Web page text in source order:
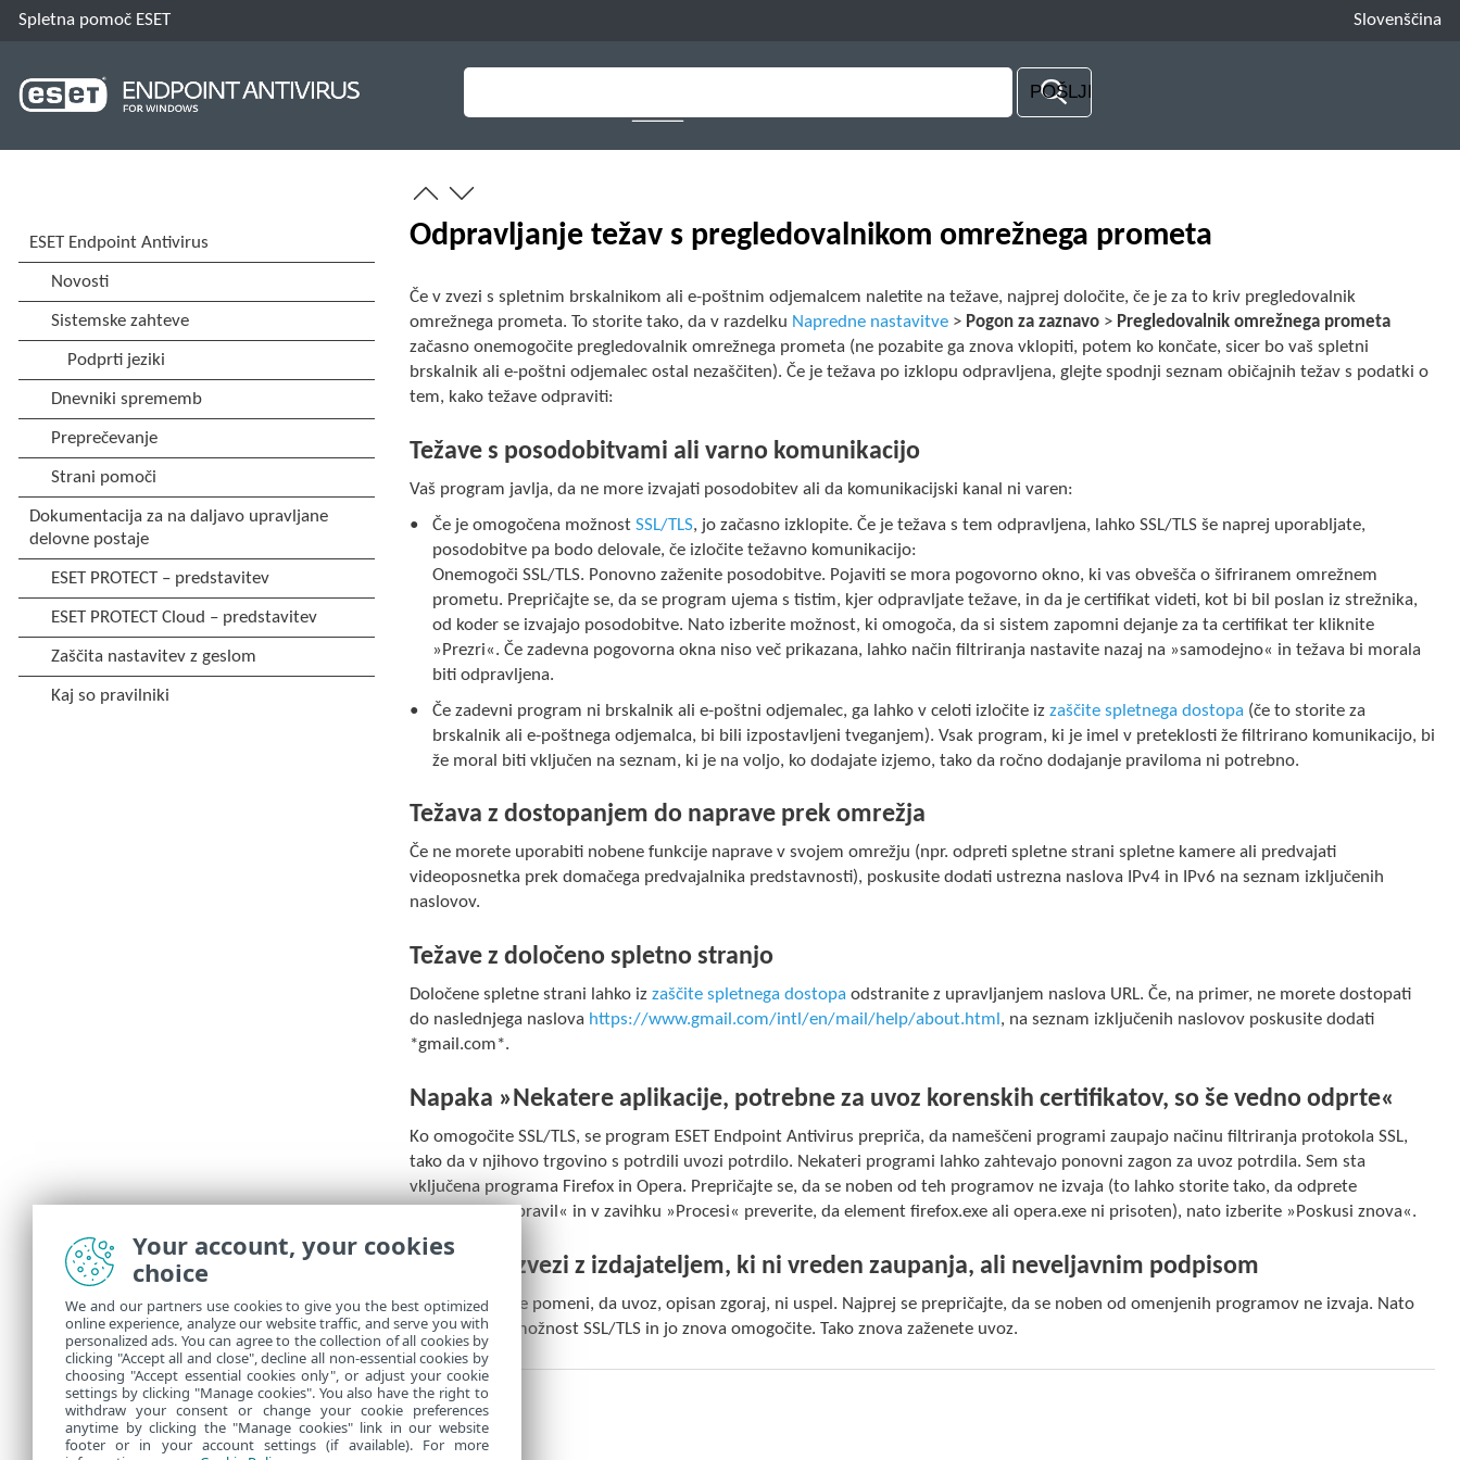
Spletna pomoč ESET Slovenščina
Odpravljanje težav s pregledovalnikom omrežnega prometa
Če v zvezi s spletnim brskalnikom ali e-poštnim odjemalcem naletite na težave, najprej določite, če je za to kriv pregledovalnik
omrežnega prometa. To storite tako, da v razdelku Napredne nastavitve > Pogon za zaznavo > Pregledovalnik omrežnega prometa
začasno onemogočite pregledovalnik omrežnega prometa (ne pozabite ga znova vklopiti, potem ko končate, sicer bo vaš spletni
brskalnik ali e-poštni odjemalec ostal nezaščiten). Če je težava po izklopu odpravljena, glejte spodnji seznam običajnih težav s podatki o
tem, kako težave odpraviti:
Težave s posodobitvami ali varno komunikacijo
Vaš program javlja, da ne more izvajati posodobitev ali da komunikacijski kanal ni varen:
Če je omogočena možnost SSL/TLS, jo začasno izklopite. Če je težava s tem odpravljena, lahko SSL/TLS še naprej uporabljate,
posodobitve pa bodo delovale, če izločite težavno komunikacijo:
Onemogoči SSL/TLS. Ponovno zaženite posodobitve. Pojaviti se mora pogovorno okno, ki vas obvešča o šifriranem omrežnem
prometu. Prepričajte se, da se program ujema s tistim, kjer odpravljate težave, in da je certifikat videti, kot bi bil poslan iz strežnika,
od koder se izvajajo posodobitve. Nato izberite možnost, ki omogoča, da si sistem zapomni dejanje za ta certifikat ter kliknite
»Prezri«. Če zadevna pogovorna okna niso več prikazana, lahko način filtriranja nastavite nazaj na »samodejno« in težava bi morala
biti odpravljena.
Če zadevni program ni brskalnik ali e-poštni odjemalec, ga lahko v celoti izločite iz zaščite spletnega dostopa (če to storite za
brskalnik ali e-poštnega odjemalca, bi bili izpostavljeni tveganjem). Vsak program, ki je imel v preteklosti že filtrirano komunikacijo, bi
že moral biti vključen na seznam, ki je na voljo, ko dodajate izjemo, tako da ročno dodajanje praviloma ni potrebno.
Težava z dostopanjem do naprave prek omrežja
Če ne morete uporabiti nobene funkcije naprave v svojem omrežju (npr. odpreti spletne strani spletne kamere ali predvajati
videoposnetka prek domačega predvajalnika predstavnosti), poskusite dodati ustrezna naslova IPv4 in IPv6 na seznam izključenih
naslovov.
Težave z določeno spletno stranjo
Določene spletne strani lahko izzaščite spletnega dostopa odstranite z upravljanjem naslova URL. Če, na primer, ne morete dostopati
do naslednjega naslova https://www.gmail.com/intl/en/mail/help/about.html , na seznam izključenih naslovov poskusite dodati
*gmail.com*.
Napaka »Nekatere aplikacije, potrebne za uvoz korenskih certifikatov, so še vedno odprte«
Ko omogočite SSL/TLS, se program ESET Endpoint Antivirus prepriča, da nameščeni programi zaupajo načinu filtriranja protokola SSL,
tako da v njihovo trgovino s potrdili uvozi potrdilo. Nekateri programi lahko zahtevajo ponovni zagon za uvoz potrdila. Sem sta
vključena programa Firefox in Opera. Prepričajte se, da se noben od teh programov ne izvaja (to lahko storite tako, da odprete
»Upravitelja opravil« in v zavihku »Procesi« preverite, da element firefox.exe ali opera.exe ni prisoten), nato izberite »Poskusi znova«.
Napaka v zvezi z izdajateljem, ki ni vreden zaupanja, ali neveljavnim podpisom
To najverjetneje pomeni, da uvoz, opisan zgoraj, ni uspel. Najprej se prepričajte, da se noben od omenjenih programov ne izvaja. Nato
onemogočite možnost SSL/TLS in jo znova omogočite. Tako znova zaženete uvoz.
Your account, your cookies
choice
We and our partners use cookies to give you the best optimized
online experience, analyze our website traffic, and serve you with
personalized ads. You can agree to the collection of all cookies by
clicking "Accept all and close", decline all non-essential cookies by
choosing "Accept essential cookies only", or adjust your cookie
settings by clicking "Manage cookies". You also have the right to
withdraw your consent or change your cookie preferences
anytime by clicking the "Manage cookies" link in our website
footer or in your account settings (if available). For more